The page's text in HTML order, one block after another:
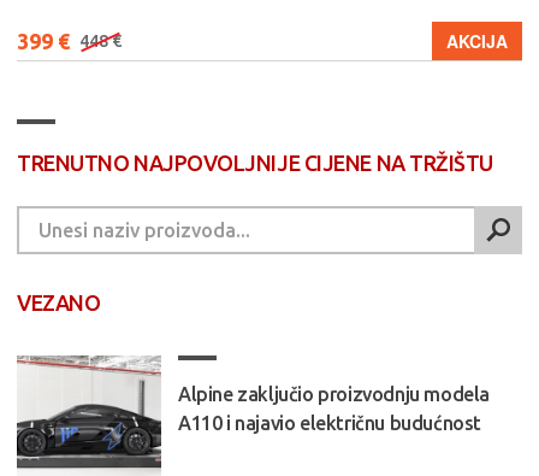
399 € 448 € AKCIJA
TRENUTNO NAJPOVOLJNIJE CIJENE NA TRŽIŠTU
VEZANO
Alpine zaključio proizvodnju modela
A110 i najavio električnu budućnost